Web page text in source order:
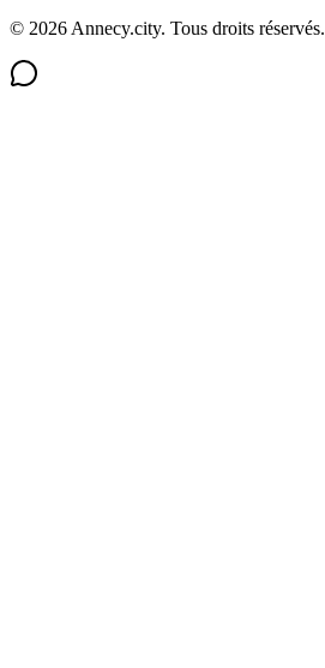
© 2026 Annecy.city. Tous droits réservés.